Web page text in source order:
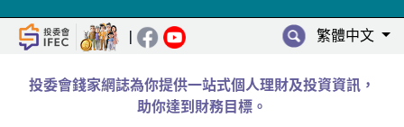
| 繁體中文
投委會錢家網誌為你提供一站式個人理財及投資資訊，
助你達到財務目標。